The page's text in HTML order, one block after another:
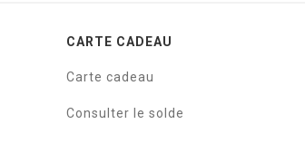
CARTE CADEAU
Carte cadeau
Consulter le solde